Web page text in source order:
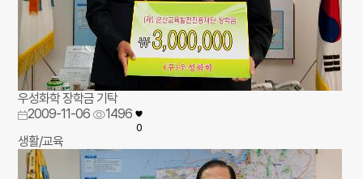
우성화학 장학금 기탁
2009-11-06
1496
0
생활/교육